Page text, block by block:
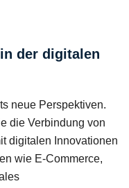
der digitalen
neue Perspektiven.
die Verbindung von
digitalen Innovationen
wie E-Commerce,